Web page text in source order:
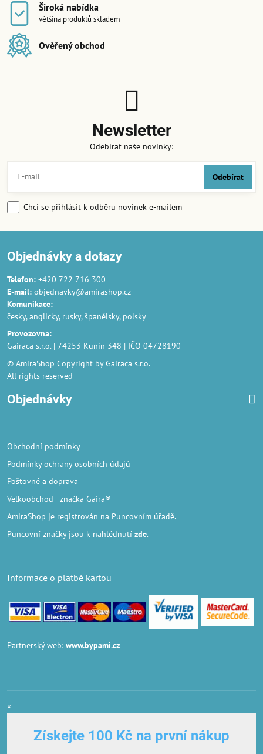
Široká nabídka
většina produktů skladem
Ověřený obchod
Newsletter
Odebírat naše novinky:
Odebírat
Chci se přihlásit k odběru novinek e-mailem
Objednávky a dotazy
Telefon: +420 722 716 300
E-mail: objednavky@amirashop.cz
Komunikace:
česky, anglicky, rusky, španělsky, polsky
Provozovna:
Gairaca s.r.o. | 74253 Kunín 348 | IČO 04728190
© AmiraShop Copyright by Gairaca s.r.o.
All rights reserved
Objednávky
Obchodní podmínky
Podmínky ochrany osobních údajů
Poštovné a doprava
Velkoobchod - značka Gaira®
AmiraShop je registrován na Puncovním úřadě.
Puncovní značkyjsou k nahlédnutí zde.
Informace o platbě kartou
Partnerský web: www.bypami.cz
×
Získejte 100 Kč na první nákup